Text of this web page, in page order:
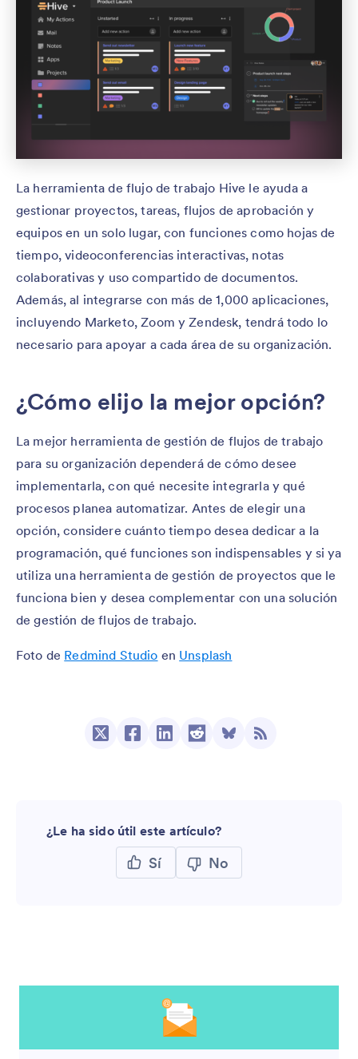
La herramienta de flujo de trabajo Hive le ayuda a
gestionar proyectos, tareas, flujos de aprobación y
equipos en un solo lugar, con funciones como hojas de
tiempo, videoconferencias interactivas, notas
colaborativas y uso compartido de documentos.
Además, al integrarse con más de 1,000 aplicaciones,
incluyendo Marketo, Zoom y Zendesk, tendrá todo lo
necesario para apoyar a cada área de su organización.
¿Cómo elijo la mejor opción?
La mejor herramienta de gestión de flujos de trabajo
para su organización dependerá de cómo desee
implementarla, con qué necesite integrarla y qué
procesos planea automatizar. Antes de elegir una
opción, considere cuánto tiempo desea dedicar a la
programación, qué funciones son indispensables y si ya
utiliza una herramienta de gestión de proyectos que le
funciona bien y desea complementar con una solución
de gestión de flujos de trabajo.
Foto de Redmind Studio en Unsplash
¿Le ha sido útil este artículo?
Sí No